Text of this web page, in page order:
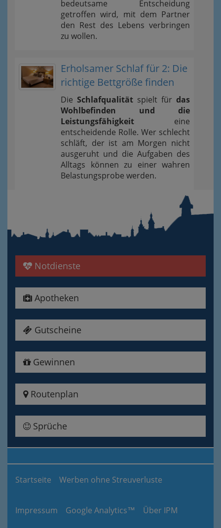
bedeutsame Entscheidung
getroffen wird, mit dem Partner
den Rest des Lebens verbringen
zu wollen.
Erholsamer Schlaf für 2: Die
richtige Bettgröße finden
Die Schlafqualität spielt für das
Wohlbefinden und die
Leistungsfähigkeit eine
entscheidende Rolle. Wer schlecht
schläft, der ist am Morgen nicht
ausgeruht und die Aufgaben des
Alltags können zu einer wahren
Belastungsprobe werden.
Notdienste
Apotheken
Gutscheine
Gewinnen
Routenplan
Sprüche
Startseite Werben ohne Streuverluste
Impressum Google Analytics™ Über IPM